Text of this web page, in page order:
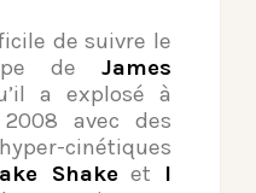
de suivre le
de James
a explosé à
avec des
cinétiques
Shakeet I